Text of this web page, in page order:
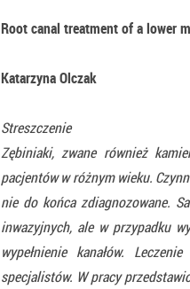
Root canal treatment of a lower
Katarzyna Olczak
Streszczenie
Zębiniaki, zwane również
pacjentów w różnym wieku.
nie do końca zdiagnozowane.
inwazyjnych, ale w przypadku
wypełnienie kanałów.
specjalistów. W pracy